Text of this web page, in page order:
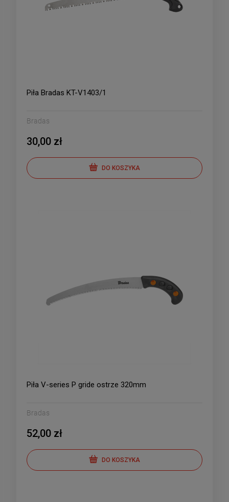
Piła Bradas KT-V1403/1
Bradas
30,00 zł
DO KOSZYKA
Piła V-series P gride ostrze 320mm
Bradas
52,00 zł
DO KOSZYKA